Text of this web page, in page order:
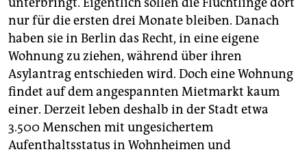
nur für die ersten drei Monate bleiben. Danach
haben sie in Berlin das Recht, in eine eigene
Wohnung zu ziehen, während über ihren
Asylantrag entschieden wird. Doch eine Wohnung
findet auf dem angespannten Mietmarkt kaum
einer. Derzeit leben deshalb in der Stadt etwa
3.500 Menschen mit ungesichertem
Aufenthaltsstatus in Wohnheimen und